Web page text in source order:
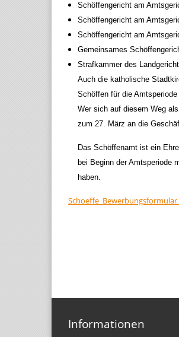
Schöffengericht am
Schöffengericht am
Schöffengericht am
Gemeinsames
Strafkammer des
Auch die katholische
Schöffen für die
Wer sich auf diesem Weg
zum 27. März an die
Das Schöffenamt ist ein
bei Beginn der Amtsperiode
haben.
Informationen